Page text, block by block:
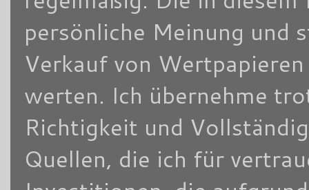
persönliche Meinung und
Verkauf von
werten. Ich übernehme
Richtigkeit und
Quellen, die ich für